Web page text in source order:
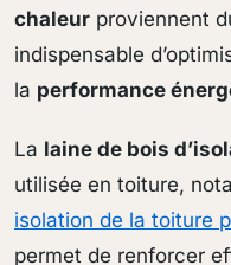
chaleur proviennent
indispensable
la performance
La laine de bois
utilisée en toiture,
isolation de la toiture
permet de renforcer